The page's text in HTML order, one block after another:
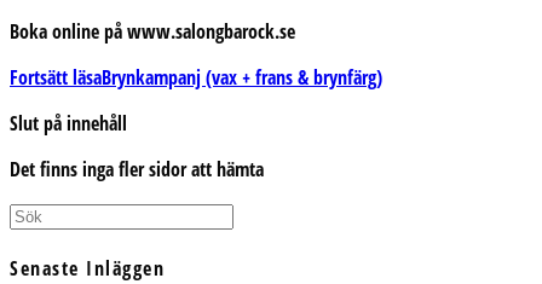
Boka online på www.salongbarock.se
Fortsätt läsaBrynkampanj (vax + frans & brynfärg)
Slut på innehåll
Det finns inga fler sidor att hämta
Senaste Inläggen